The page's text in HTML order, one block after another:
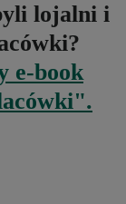
lojalni i
e-book